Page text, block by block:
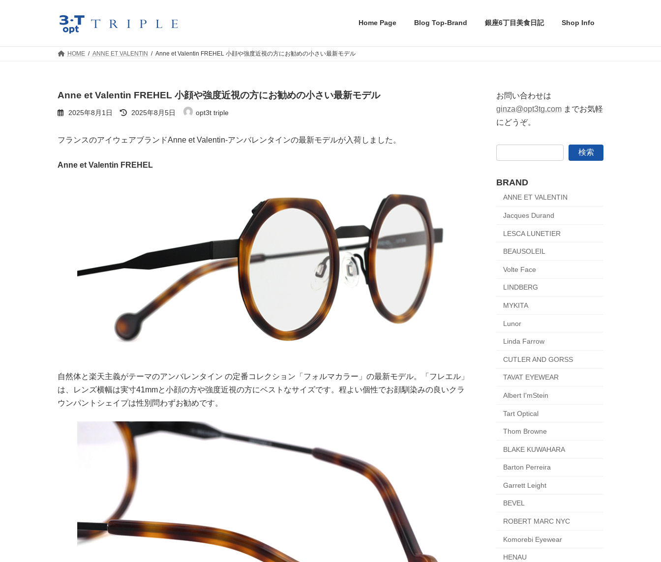
Home Page Blog Top-Brand 銀座6丁目美食日記 Shop Info
HOME ANNE ET VALENTIN Anne et Valentin FREHEL 小顔や強度近視の方にお勧めの小さい最新モデル
Anne et Valentin FREHEL 小顔や強度近視の方にお勧めの小さい最新モデル
2025年8月1日
最
終
新
日
:
2025年8月5日 opt3t triple
フランスのアイウェアブランドAnne et Valentin-アンバレンタインの最新モデルが入荷しました。
Anne et Valentin FREHEL
自然体と楽天主義がテーマのアンバレンタイン の定番コレクション「フォルマカラー」の最新モデル。「フレエル」
は、レンズ横幅は実寸41mmと小顔の方や強度近視の方にベストなサイズです。程よい個性でお顔馴染みの良いクラ
ウンパントシェイプは性別問わずお勧めです。
お問い合わせは
ginza@opt3tg.comまでお気軽
にどうぞ。
検索
BRAND
ANNE ET VALENTIN
Jacques Durand
LESCA LUNETIER
BEAUSOLEIL
Volte Face
LINDBERG
MYKITA
Lunor
Linda Farrow
CUTLER AND GORSS
TAVAT EYEWEAR
Albert I'mStein
Tart Optical
Thom Browne
BLAKE KUWAHARA
Barton Perreira
Garrett Leight
BEVEL
ROBERT MARC NYC
Komorebi Eyewear
HENAU